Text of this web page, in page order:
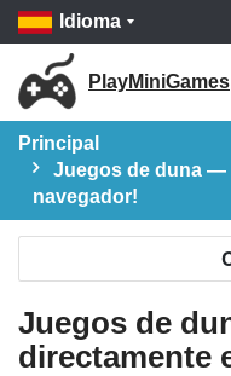
Idioma
PlayMiniGames
Principal
Juegos de duna —
navegador!
Juegos de
directamente